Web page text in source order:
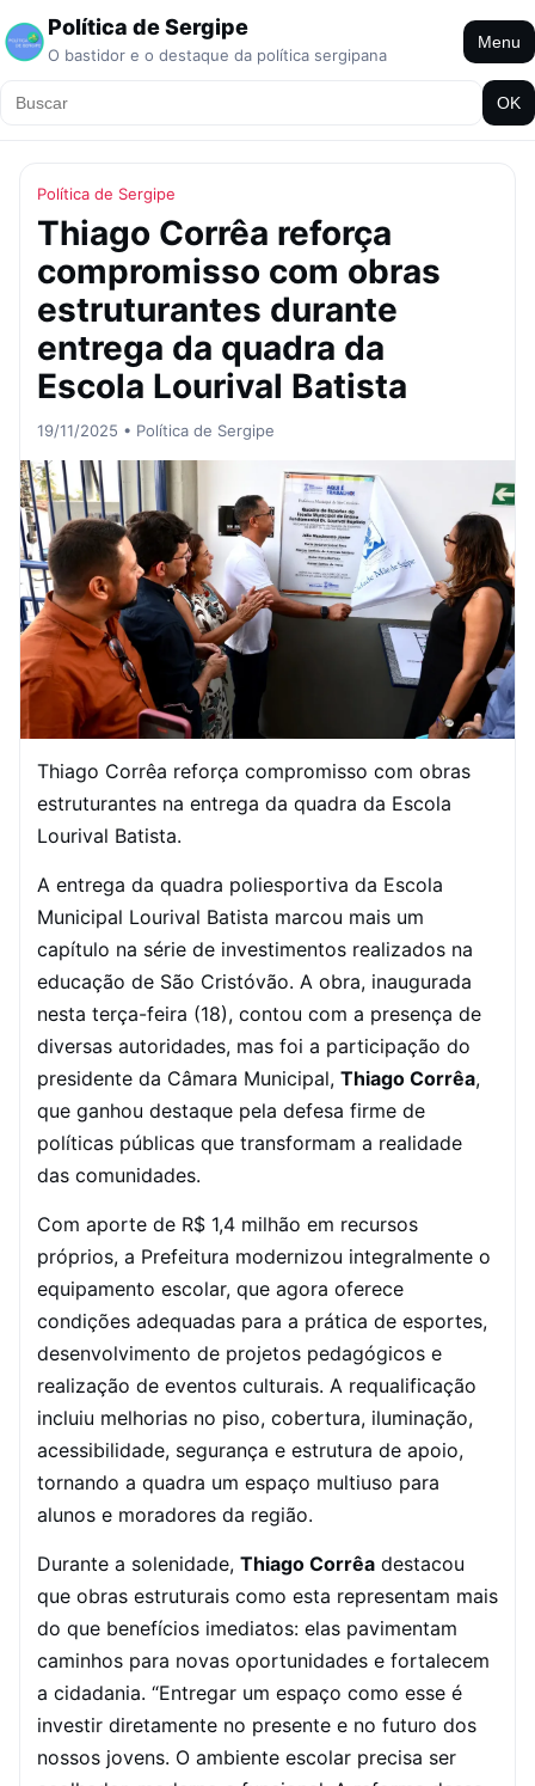
Política de Sergipe
O bastidor e o destaque da política sergipana
Menu
OK
Política de Sergipe
Thiago Corrêa reforça
compromisso com obras
estruturantes durante
entrega da quadra da
Escola Lourival Batista
19/11/2025 • Política de Sergipe
Thiago Corrêa reforça compromisso com obras
estruturantes na entrega da quadra da Escola
Lourival Batista.
A entrega da quadra poliesportiva da Escola
Municipal Lourival Batista marcou mais um
capítulo na série de investimentos realizados na
educação de São Cristóvão. A obra, inaugurada
nesta terça-feira (18), contou com a presença de
diversas autoridades, mas foi a participação do
presidente da Câmara Municipal, Thiago Corrêa,
que ganhou destaque pela defesa firme de
políticas públicas que transformam a realidade
das comunidades.
Com aporte de R$ 1,4 milhão em recursos
próprios, a Prefeitura modernizou integralmente o
equipamento escolar, que agora oferece
condições adequadas para a prática de esportes,
desenvolvimento de projetos pedagógicos e
realização de eventos culturais. A requalificação
incluiu melhorias no piso, cobertura, iluminação,
acessibilidade, segurança e estrutura de apoio,
tornando a quadra um espaço multiuso para
alunos e moradores da região.
Durante a solenidade, Thiago Corrêa destacou
que obras estruturais como esta representam mais
do que benefícios imediatos: elas pavimentam
caminhos para novas oportunidades e fortalecem
a cidadania. “Entregar um espaço como esse é
investir diretamente no presente e no futuro dos
nossos jovens. O ambiente escolar precisa ser